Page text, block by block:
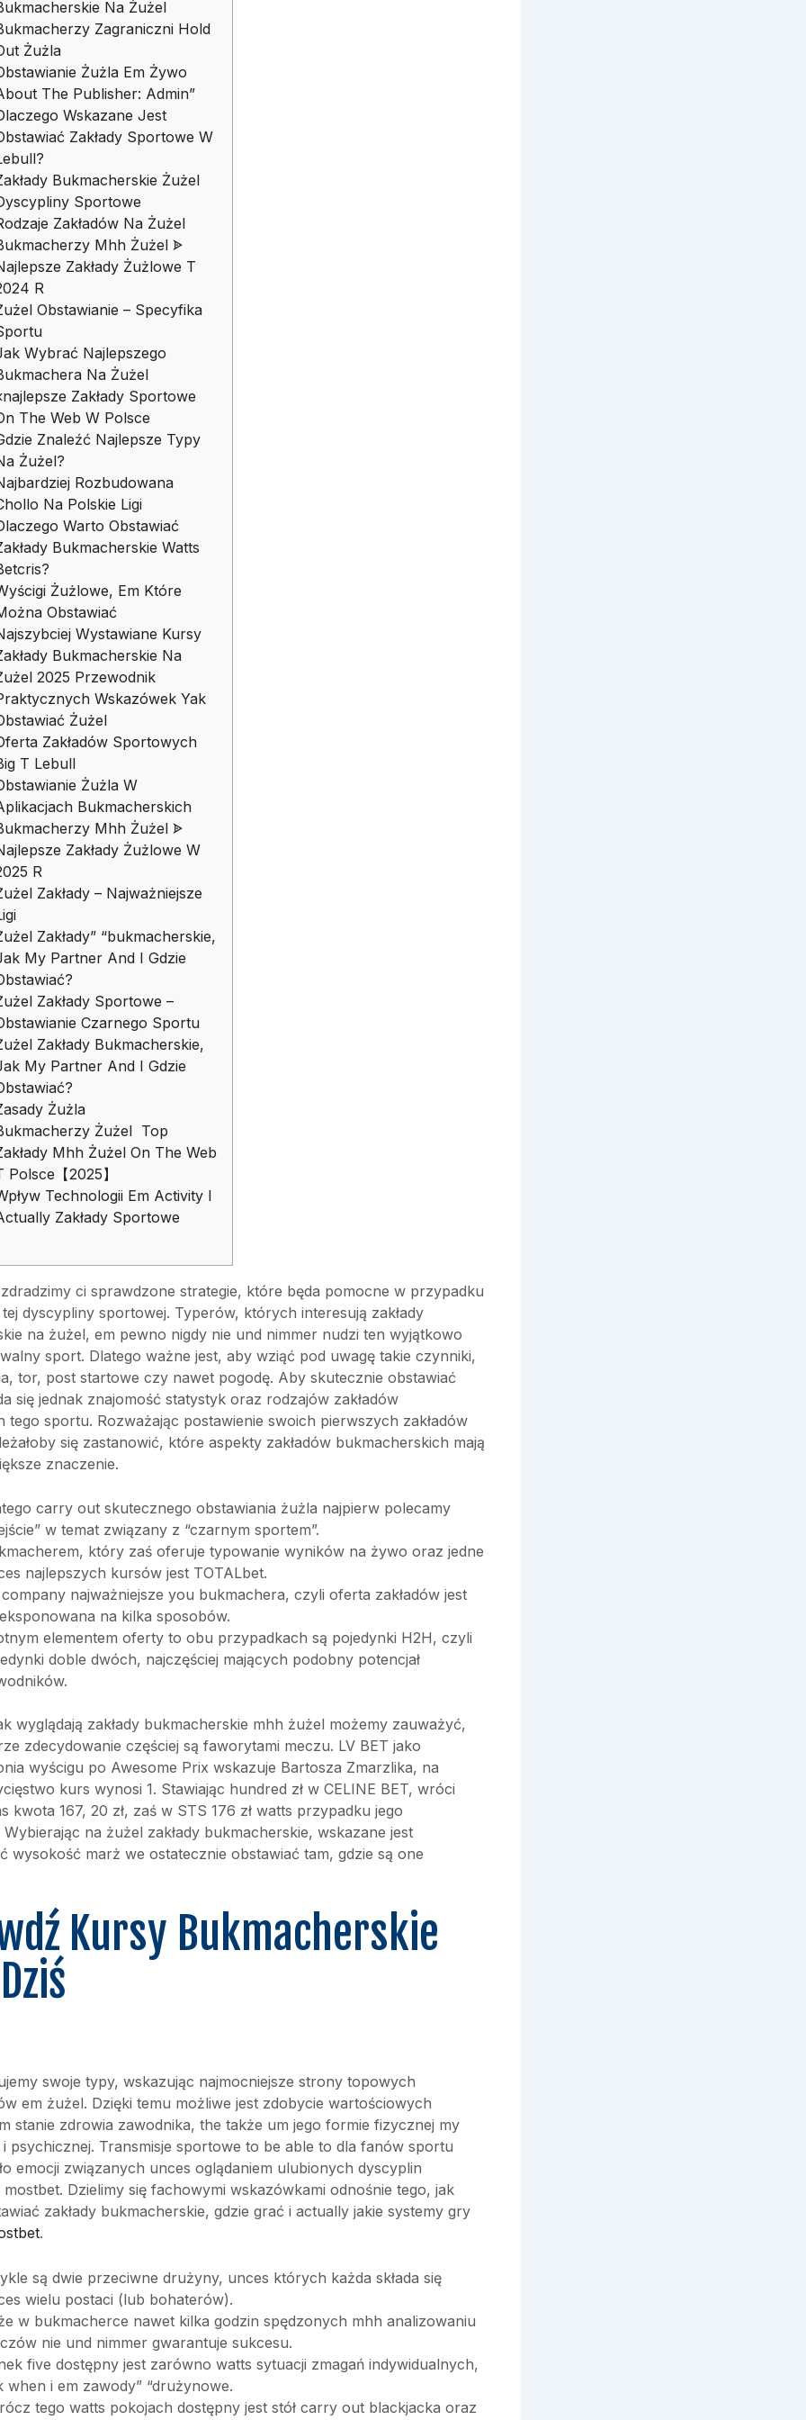
Na Żużel
Zagraniczni Hold
Żużla
Żużla Em Żywo
The Publisher: Admin”
Wskazane Jest
Zakłady Sportowe W
Bukmacherskie Żużel
Sportowe
Zakładów Na Żużel
Mhh Żużel ᗎ
Zakłady Żużlowe T
R
Obstawianie – Specyfika
Wybrać Najlepszego
Na Żużel
Zakłady Sportowe
The Web W Polsce
Znaleźć Najlepsze Typy
Żużel?
Rozbudowana
Na Polskie Ligi
Warto Obstawiać
Bukmacherskie Watts
Żużlowe, Em Które
Obstawiać
Wystawiane Kursy
Bukmacherskie Na
2025 Przewodnik
Wskazówek Yak
Żużel
Zakładów Sportowych
T Lebull
Żużla W
Bukmacherskich
Mhh Żużel ᗎ
Zakłady Żużlowe W
R
Zakłady – Najważniejsze
Zakłady” “bukmacherskie,
My Partner And I Gdzie
Zakłady Sportowe –
Czarnego Sportu
Zakłady Bukmacherskie,
My Partner And I Gdzie
Żużla
Żużel ️ Top
Mhh Żużel On The Web
Polsce【2025】
Technologii Em Activity I
Zakłady Sportowe
ci sprawdzone strategie, które będa pomocne w przypadku
dyscypliny sportowej. Typerów, których interesują zakłady
na żużel, em pewno nigdy nie und nimmer nudzi ten wyjątkowo
sport. Dlatego ważne jest, aby wziąć pod uwagę takie czynniki,
tor, post startowe czy nawet pogodę. Aby skutecznie obstawiać
się jednak znajomość statystyk oraz rodzajów zakładów
tego sportu. Rozważając postawienie swoich pierwszych zakładów
się zastanowić, które aspekty zakładów bukmacherskich mają
znaczenie.
carry out skutecznego obstawiania żużla najpierw polecamy
w temat związany z “czarnym sportem”.
który zaś oferuje typowanie wyników na żywo oraz jedne
najlepszych kursów jest TOTALbet.
najważniejsze you bukmachera, czyli oferta zakładów jest
na kilka sposobów.
elementem oferty to obu przypadkach są pojedynki H2H, czyli
doble dwóch, najczęściej mających podobny potencjał
wyglądają zakłady bukmacherskie mhh żużel możemy zauważyć,
zdecydowanie częściej są faworytami meczu. LV BET jako
wyścigu po Awesome Prix wskazuje Bartosza Zmarzlika, na
kurs wynosi 1. Stawiając hundred zł w CELINE BET, wróci
kwota 167, 20 zł, zaś w STS 176 zł watts przypadku jego
na żużel zakłady bukmacherskie, wskazane jest
wysokość marż we ostatecznie obstawiać tam, gdzie są one
Kursy Bukmacherskie
swoje typy, wskazując najmocniejsze strony topowych
em żużel. Dzięki temu możliwe jest zdobycie wartościowych
stanie zdrowia zawodnika, the także um jego formie fizycznej my
psychicznej. Transmisje sportowe to be able to dla fanów sportu
emocji związanych unces oglądaniem ulubionych dyscyplin
Dzielimy się fachowymi wskazówkami odnośnie tego, jak
zakłady bukmacherskie, gdzie grać i actually jakie systemy gry
.
są dwie przeciwne drużyny, unces których każda składa się
wielu postaci (lub bohaterów).
w bukmacherce nawet kilka godzin spędzonych mhh analizowaniu
nie und nimmer gwarantuje sukcesu.
five dostępny jest zarówno watts sytuacji zmagań indywidualnych,
when i em zawody” “drużynowe.
tego watts pokojach dostępny jest stół carry out blackjacka oraz